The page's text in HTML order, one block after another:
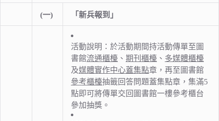
(一) 「新兵報到」
活動說明：於活動期間持活動傳單至圖
書館流通櫃檯 、 期刊櫃檯 、 多媒體櫃檯
及媒體實作中心蓋集點章，再至圖書館
參考櫃檯抽籤回答問題蓋集點章，集滿5
點即可將傳單交回圖書館一樓參考櫃台
參加抽獎。